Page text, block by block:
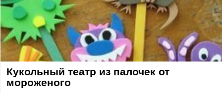
Кукольный театр из палочек от
мороженого